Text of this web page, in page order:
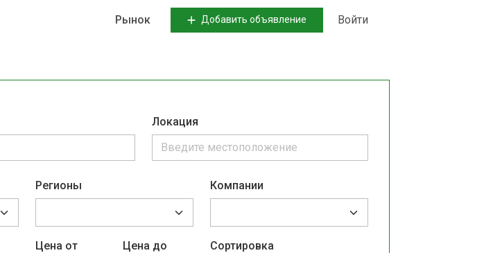
Рынок Добавить объявление Войти
Локация
Регионы Компании
Цена от Цена до Сортировка